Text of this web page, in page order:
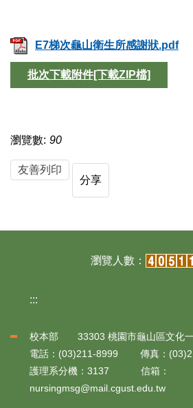
E7梯次龜山衛生所感謝狀.pdf
批次下載附件[下載ZIP檔]
瀏覽數: 90
友善列印
分享
:::
校本部 33303 桃園市龜山區文化
電話：(03)211-8999 傳真：
護理系分機：3137 信箱：
nursingmsg@mail.cgust.edu.tw